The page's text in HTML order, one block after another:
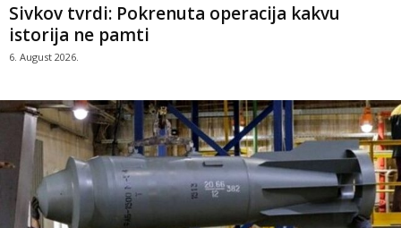
Sivkov tvrdi: Pokrenuta operacija kakvu
istorija ne pamti
6. August 2026.